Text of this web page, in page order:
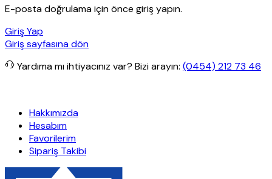
E-posta doğrulama için önce giriş yapın.
Giriş Yap
Giriş sayfasına dön
Yardıma mı ihtiyacınız var? Bizi arayın: (0454) 212 73 46
Hakkımızda
Hesabım
Favorilerim
Sipariş Takibi